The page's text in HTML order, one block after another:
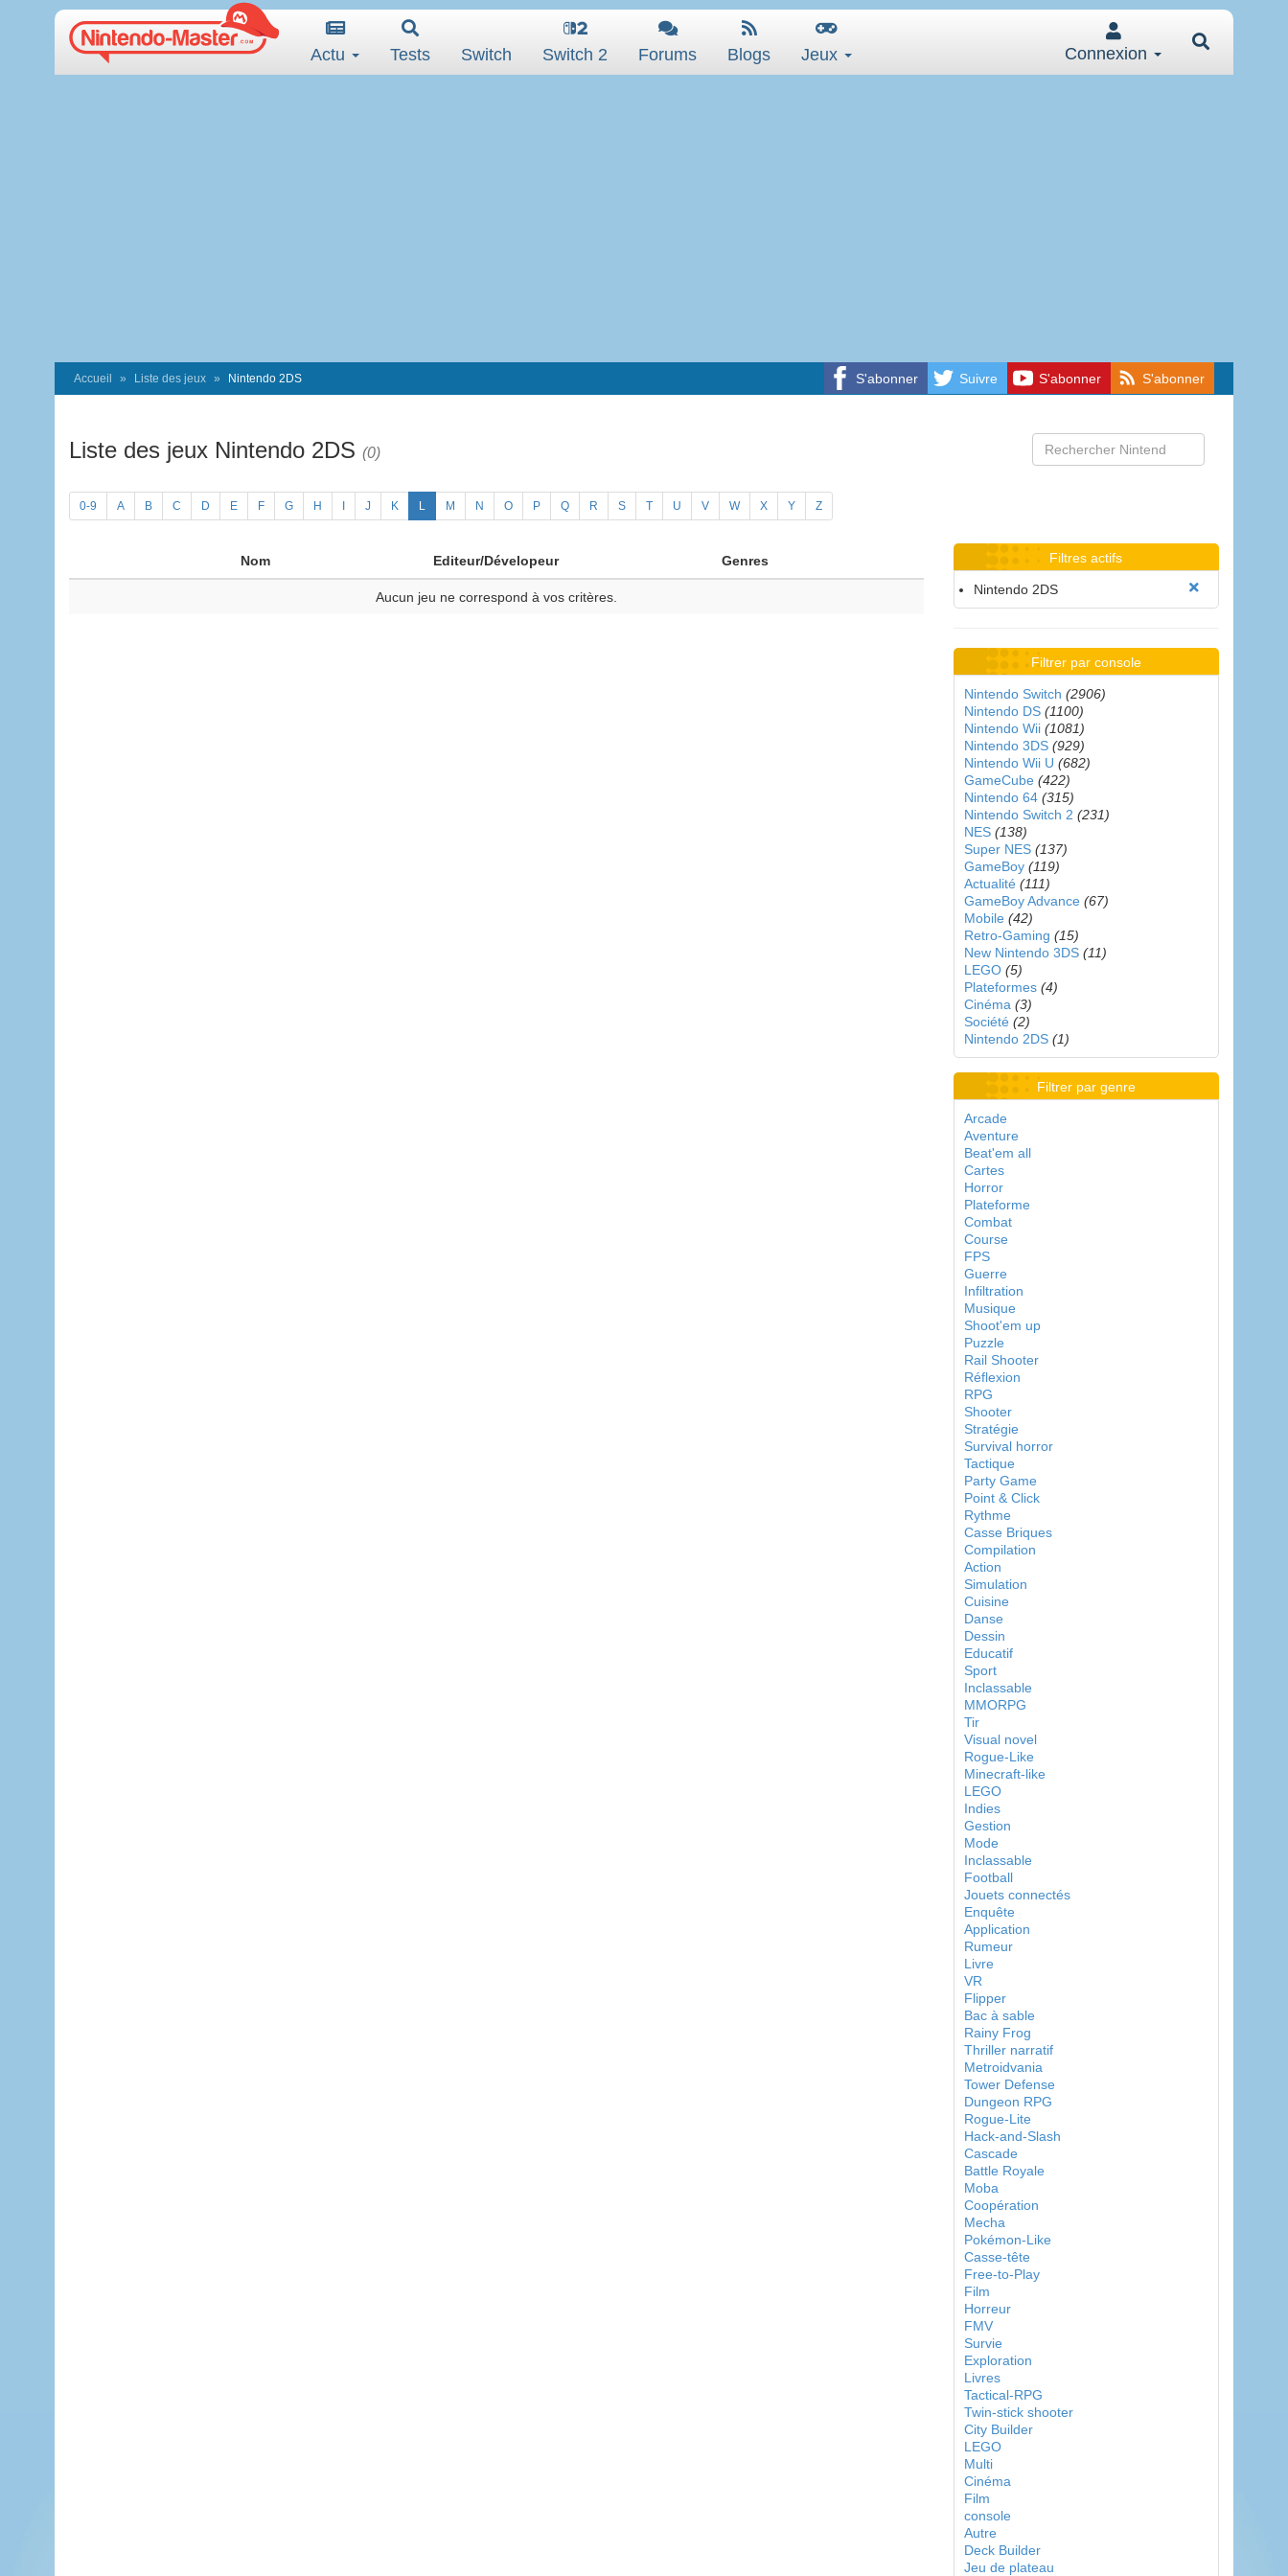
Actu Tests Switch Switch 2 Forums Blogs Jeux Connexion
S'abonner Suivre S'abonner S'abonner
Accueil Liste des jeux Nintendo 2DS
Liste des jeux Nintendo 2DS (0)
0-9 A B C D E F G H J K L M N O P Q R S T U V W X Y Z
Nom Editeur/Dévelopeur Genres
Aucun jeu ne correspond à vos critères.
Filtres actifs
Nintendo 2DS
Filtrer par console
Nintendo Switch (2906)
Nintendo DS (1100)
Nintendo Wii (1081)
Nintendo 3DS (929)
Nintendo Wii U (682)
GameCube (422)
Nintendo 64 (315)
Nintendo Switch 2 (231)
NES (138)
Super NES (137)
GameBoy (119)
Actualité (111)
GameBoy Advance (67)
Mobile (42)
Retro-Gaming (15)
New Nintendo 3DS (11)
LEGO (5)
Plateformes (4)
Cinéma (3)
Société (2)
Nintendo 2DS (1)
Filtrer par genre
Arcade
Aventure
Beat'em all
Cartes
Horror
Plateforme
Combat
Course
FPS
Guerre
Infiltration
Musique
Shoot'em up
Puzzle
Rail Shooter
Réflexion
RPG
Shooter
Stratégie
Survival horror
Tactique
Party Game
Point & Click
Rythme
Casse Briques
Compilation
Action
Simulation
Cuisine
Danse
Dessin
Educatif
Sport
Inclassable
MMORPG
Tir
Visual novel
Rogue-Like
Minecraft-like
LEGO
Indies
Gestion
Mode
Inclassable
Football
Jouets connectés
Enquête
Application
Rumeur
Livre
VR
Flipper
Bac à sable
Rainy Frog
Thriller narratif
Metroidvania
Tower Defense
Dungeon RPG
Rogue-Lite
Hack-and-Slash
Cascade
Battle Royale
Moba
Coopération
Mecha
Pokémon-Like
Casse-tête
Free-to-Play
Film
Horreur
FMV
Survie
Exploration
Livres
Tactical-RPG
Twin-stick shooter
City Builder
LEGO
Multi
Cinéma
Film
console
Autre
Deck Builder
Jeu de plateau